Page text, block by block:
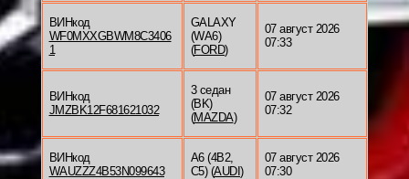
ВИНкод
WF0MXXGBWM8C3406
1
GALAXY
(WA6)
(FORD)
07 август 2026
07:33
ВИНкод
JMZBK12F681621032
3 седан
(BK)
(MAZDA)
07 август 2026
07:32
ВИНкод
WAUZZZ4B53N099643
A6 (4B2,
C5) (AUDI )
07 август 2026
07:30